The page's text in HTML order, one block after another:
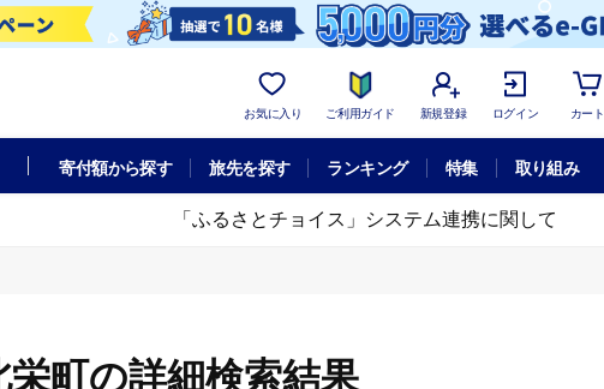
お気に入り ご利用ガイド 新規登録 ログイン カート
寄付額から探す 旅先を探す ランキング 特集 取り組み
「ふるさとチョイス」システム連携に関して
町の詳細検索結果